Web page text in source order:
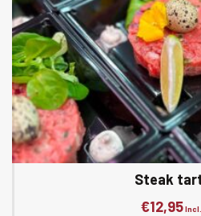
Steak
€12,95